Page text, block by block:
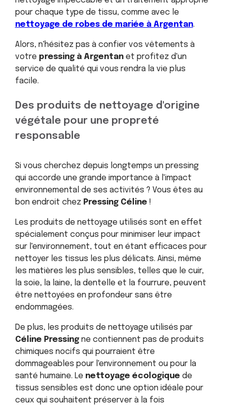
pour chaque type de tissu, comme avec le
nettoyage de robes de mariée à Argentan.
Alors, n'hésitez pas à confier vos vêtements à
votre pressing à Argentanet profitez d'un
service de qualité qui vous rendra la vie plus
facile.
Des produits de nettoyage d'origine
végétale pour une propreté
responsable
Si vous cherchez depuis longtemps un pressing
qui accorde une grande importance à l'impact
environnemental de ses activités ? Vous êtes au
bon endroit chez Pressing Céline !
Les produits de nettoyage utilisés sont en effet
spécialement conçus pour minimiser leur impact
sur l'environnement, tout en étant efficaces pour
nettoyer les tissus les plus délicats. Ainsi, même
les matières les plus sensibles, telles que le cuir,
la soie, la laine, la dentelle et la fourrure, peuvent
être nettoyées en profondeur sans être
endommagées.
De plus, les produits de nettoyage utilisés par
Céline Pressingne contiennent pas de produits
chimiques nocifs qui pourraient être
dommageables pour l'environnement ou pour la
santé humaine. Le nettoyage écologique de
tissus sensibles est donc une option idéale pour
ceux qui souhaitent préserver à la fois